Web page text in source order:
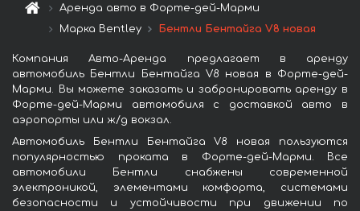
Аренда авто в Форте-дей-Марми
Марка Bentley
Бентли Бентайга V8 новая
Компания Авто-Аренда предлагает в аренду
автомобиль Бентли Бентайга V8 новая в Форте-дей-
Марми. Вы можете заказать и забронировать аренду в
Форте-дей-Марми автомобиля с доставкой авто в
аэропорты или ж/д вокзал.
Автомобиль Бентли Бентайга V8 новая пользуются
популярностью проката в Форте-дей-Марми. Все
автомобили Бентли снабжены современной
электроникой, элементами комфорта, системами
безопасности и устойчивости при движении по